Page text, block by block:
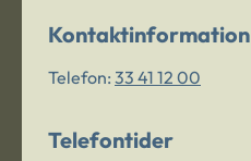
Kontaktinformation
Telefon: 33 41 12 00
Telefontider